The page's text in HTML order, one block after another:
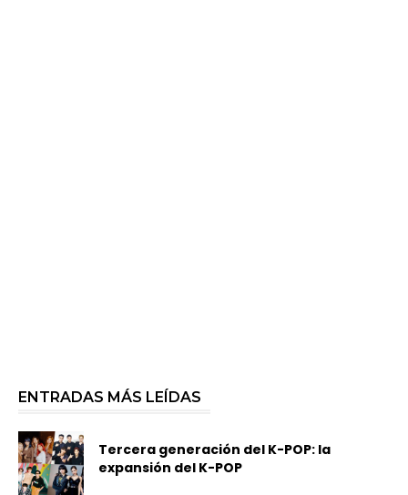
ENTRADAS MÁS LEÍDAS
Tercera generación del K-POP: la
expansión del K-POP